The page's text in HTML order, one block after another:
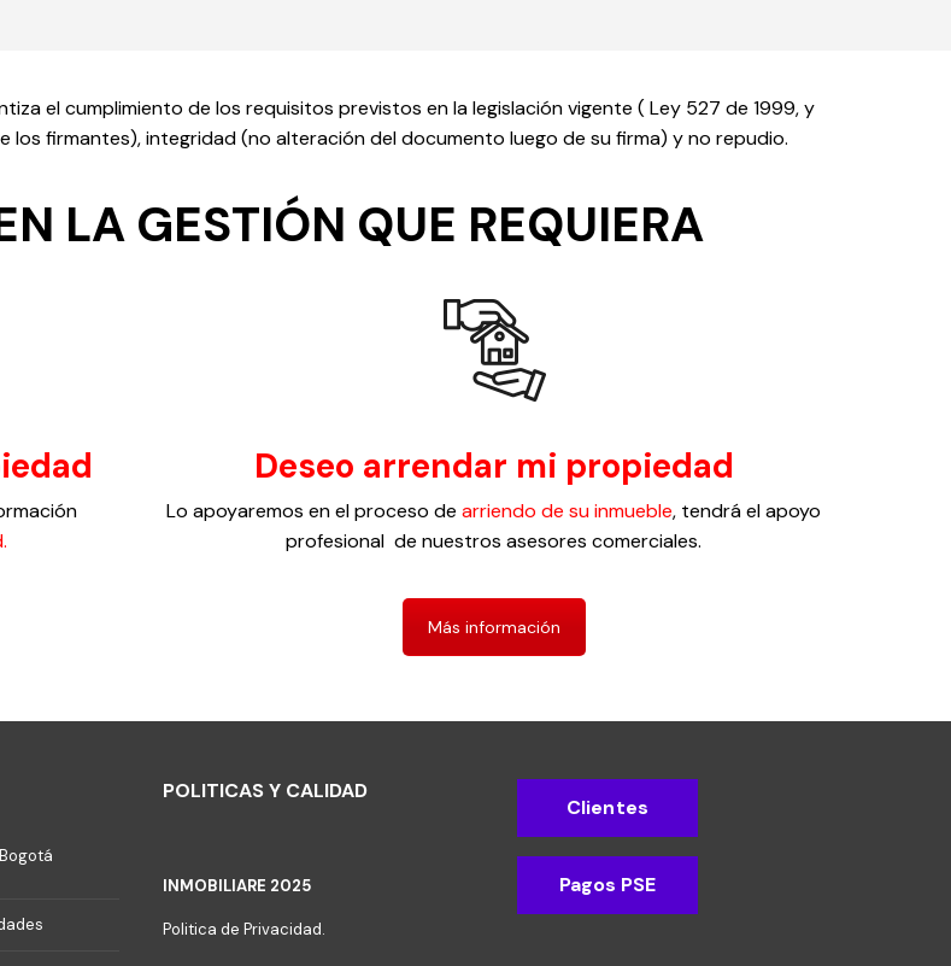
el cumplimiento de los requisitos previstos en la legislación vigente ( Ley 527 de 1999, y
firmantes), integridad (no alteración del documento luego de su firma) y no repudio.
LA GESTIÓN QUE REQUIERA
Deseo arrendar mi propiedad
Lo apoyaremos en el proceso de arriendo de su inmueble, tendrá el apoyo
profesional de nuestros asesores comerciales.
Más información
POLITICAS Y CALIDAD
INMOBILIARE 2025
Politica de Privacidad.
Clientes
Pagos PSE